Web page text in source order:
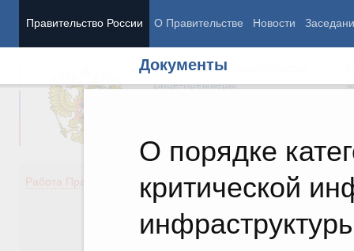
Правительство России О Правительстве Новости
Документы
О порядке
критической
Председатель Правительства
Вице-премьеры
Работа Правительства
Демография
Здоровье
Культура